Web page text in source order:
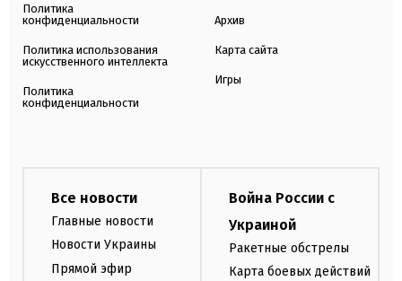
Политика
конфиденциальности
Политика использования
искусственного интеллекта
Политика
конфиденциальности
Архив
Карта сайта
Игры
Все новости
Главные новости
Новости Украины
Прямой эфир
Война России с
Украиной
Ракетные обстрелы
Карта боевых действий